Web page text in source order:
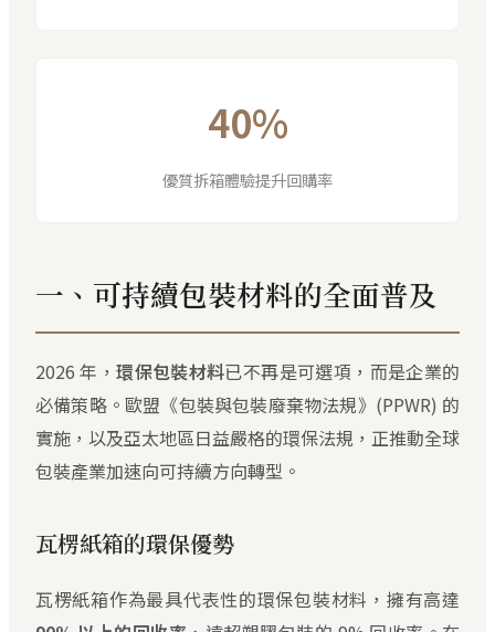
40%
優質拆箱體驗提升回購率
一、可持續包裝材料的全面普及
2026 年，環保包裝材料已不再是可選項，而是企業的
必備策略。歐盟《包裝與包裝廢棄物法規》(PPWR) 的
實施，以及亞太地區日益嚴格的環保法規，正推動全球
包裝產業加速向可持續方向轉型。
瓦楞紙箱的環保優勢
瓦楞紙箱作為最具代表性的環保包裝材料，擁有高達